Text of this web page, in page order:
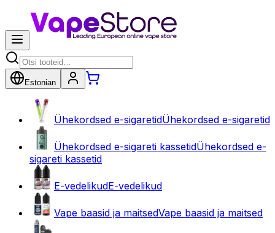
Estonian
Ühekordsed e-sigaretidÜhekordsed e-sigaretid
Ühekordsed e-sigareti kassetidÜhekordsed e-
sigareti kassetid
E-vedelikudE-vedelikud
Vape baasid ja maitsedVape baasid ja maitsed